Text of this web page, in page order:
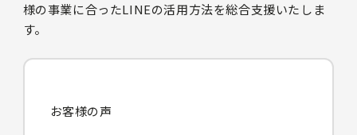
様の事業に合ったLINEの活用方法を総合支援いたしま
す。
お客様の声